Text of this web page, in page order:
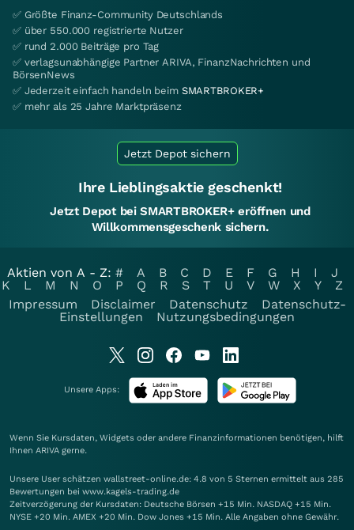
✅ Größte Finanz-Community Deutschlands
✅ über 550.000 registrierte Nutzer
✅ rund 2.000 Beiträge pro Tag
✅ verlagsunabhängige Partner ARIVA, FinanzNachrichten und
BörsenNews
✅ Jederzeit einfach handeln beim SMARTBROKER+
✅ mehr als 25 Jahre Marktpräsenz
Jetzt Depot sichern
Ihre Lieblingsaktie geschenkt!
Jetzt Depot bei SMARTBROKER+ eröffnen und
Willkommensgeschenk sichern.
Aktien von A - Z: # A B C D E F G H I
J
K
L M N O P Q R S T U V W X Y
Z
Impressum
Disclaimer Datenschutz
Datenschutz-
Einstellungen
Nutzungsbedingungen
Unsere Apps:
Wenn Sie Kursdaten, Widgets oder andere Finanzinformationen benötigen, hilft
Ihnen ARIVA gerne.
Unsere User schätzen wallstreet-online.de: 4.8 von 5 Sternen ermittelt aus 285
Bewertungen bei www.kagels-trading.de
Zeitverzögerung der Kursdaten: Deutsche Börsen +15 Min. NASDAQ +15 Min.
NYSE +20 Min. AMEX +20 Min. Dow Jones +15 Min. Alle Angaben ohne Gewähr.